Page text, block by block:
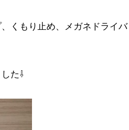
くもり止め、メガネドライバ
た⇩